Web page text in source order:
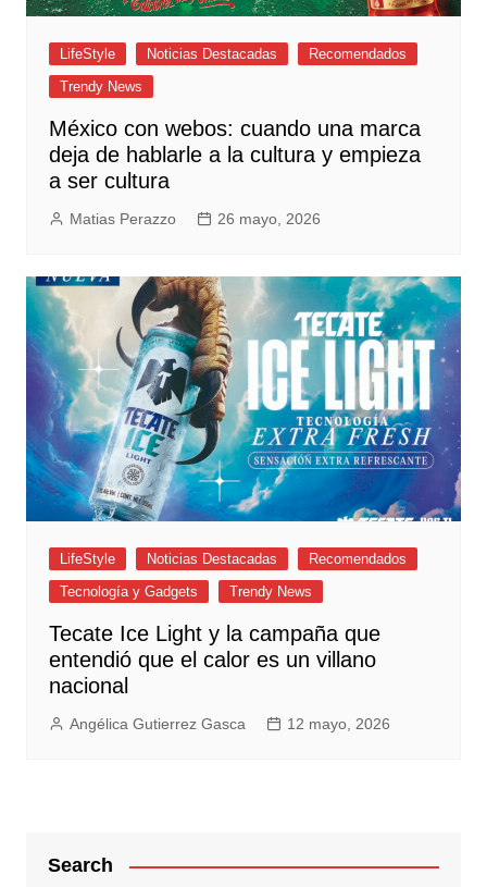
LifeStyle Noticias Destacadas
Recomendados
Trendy News
México con webos: cuando una marca
deja de hablarle a la cultura y empieza
a ser cultura
Matias Perazzo 26 mayo, 2026
LifeStyle Noticias Destacadas
Recomendados
Tecnología y Gadgets
Trendy News
Tecate Ice Light y la campaña que
entendió que el calor es un villano
nacional
Angélica Gutierrez Gasca 12 mayo, 2026
Search